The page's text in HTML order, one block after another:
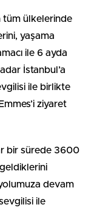
tüm ülkelerinde
yaşama
ile 6 ayda
İstanbul’a
ile birlikte
ziyaret
bir sürede 3600
devam
ile